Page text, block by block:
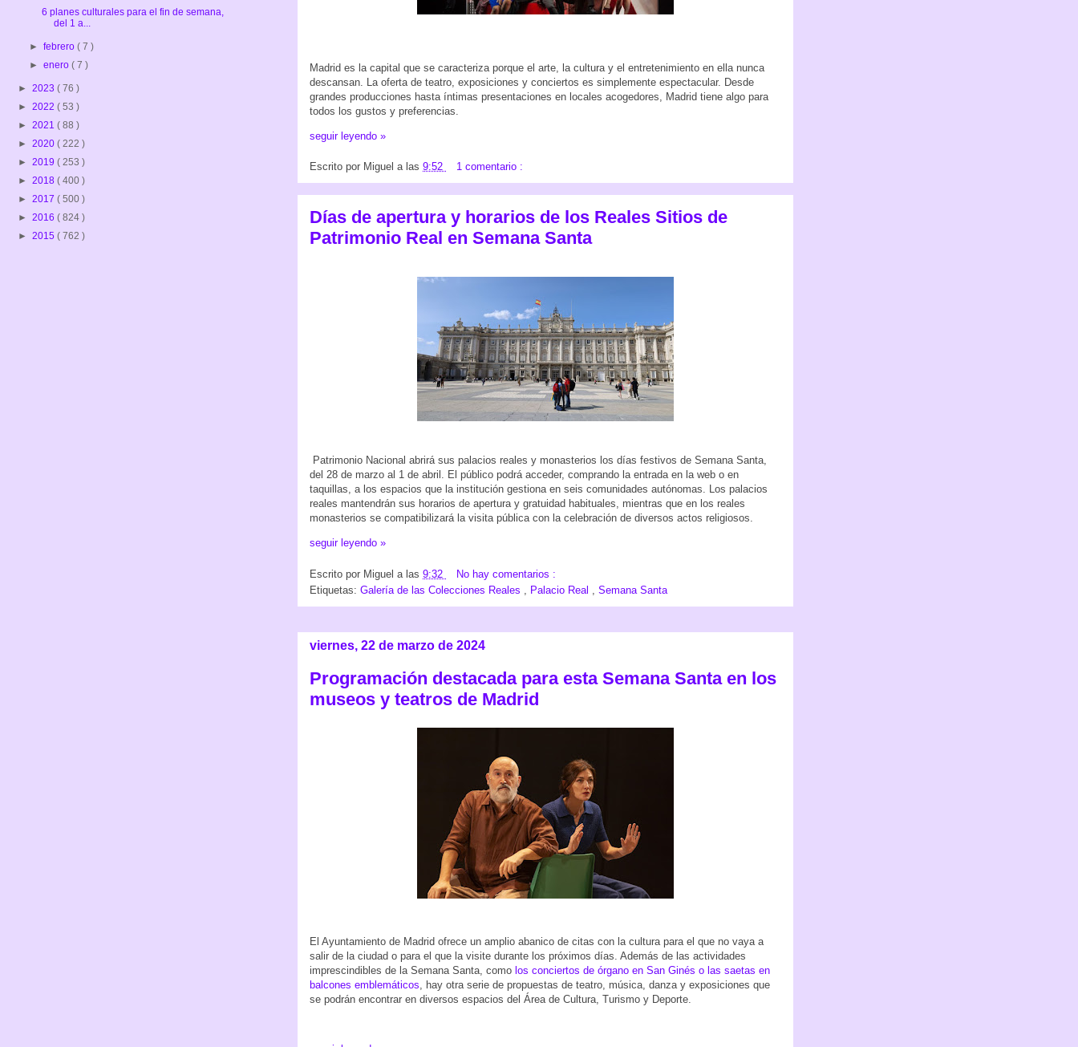
Madrid es la capital que se caracteriza porque el arte, la cultura y el entretenimiento en ella nunca
descansan. La oferta de teatro, exposiciones y conciertos es simplemente espectacular. Desde
grandes producciones hasta íntimas presentaciones en locales acogedores, Madrid tiene algo para
todos los gustos y preferencias.
seguir leyendo »
Escrito por Miguel a las 9:52 1 comentario :
Días de apertura y horarios de los Reales Sitios de
Patrimonio Real en Semana Santa
Patrimonio Nacional abrirá sus palacios reales y monasterios los días festivos de Semana Santa,
del 28 de marzo al 1 de abril. El público podrá acceder, comprando la entrada en la web o en
taquillas, a los espacios que la institución gestiona en seis comunidades autónomas. Los palacios
reales mantendrán sus horarios de apertura y gratuidad habituales, mientras que en los reales
monasterios se compatibilizará la visita pública con la celebración de diversos actos religiosos.
seguir leyendo »
Escrito por Miguel a las 9:32
No hay comentarios :
Etiquetas: Galería de las Colecciones Reales Palacio Real Semana Santa
viernes, 22 de marzo de 2024
Programación destacada para esta Semana Santa en los
museos y teatros de Madrid
El Ayuntamiento de Madrid ofrece un amplio abanico de citas con la cultura para el que no vaya a
salir de la ciudad o para el que la visite durante los próximos días. Además de las actividades
imprescindibles de la Semana Santa, como los conciertos de órgano en San Ginés o las saetas en
balcones emblemáticos , hay otra serie de propuestas de teatro, música, danza y exposiciones que
se podrán encontrar en diversos espacios del Área de Cultura, Turismo y Deporte.
6 planes culturales para el fin de semana,
del 1 a...
►febrero( 7 )
►enero( 7 )
► 2023 ( 76 )
► 2022 ( 53 )
► 2021 ( 88 )
► 2020 ( 222 )
► 2019 ( 253 )
► 2018 ( 400 )
► 2017 ( 500 )
► 2016 ( 824 )
► 2015 ( 762 )